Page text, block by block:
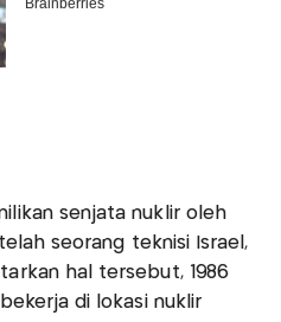
senjata nuklir oleh
seorang teknisi Israel,
hal tersebut, 1986
di lokasi nuklir